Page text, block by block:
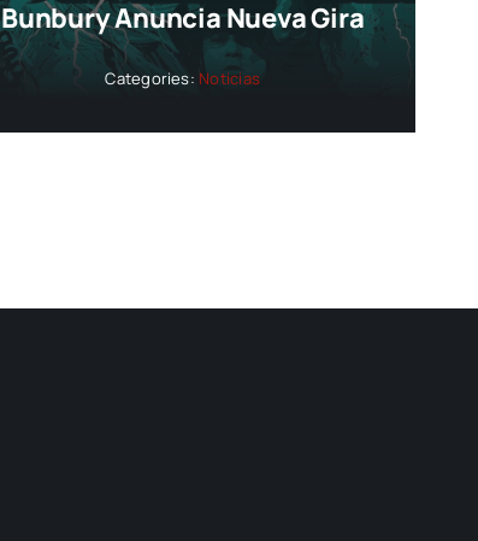
Bunbury Anuncia Nueva Gira
Categories: Noticias